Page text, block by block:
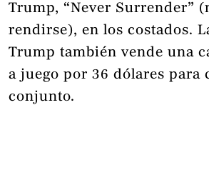
Trump, “Never Surrender”
rendirse), en los costados.
Trump también vende una
a juego por 36 dólares para
conjunto.